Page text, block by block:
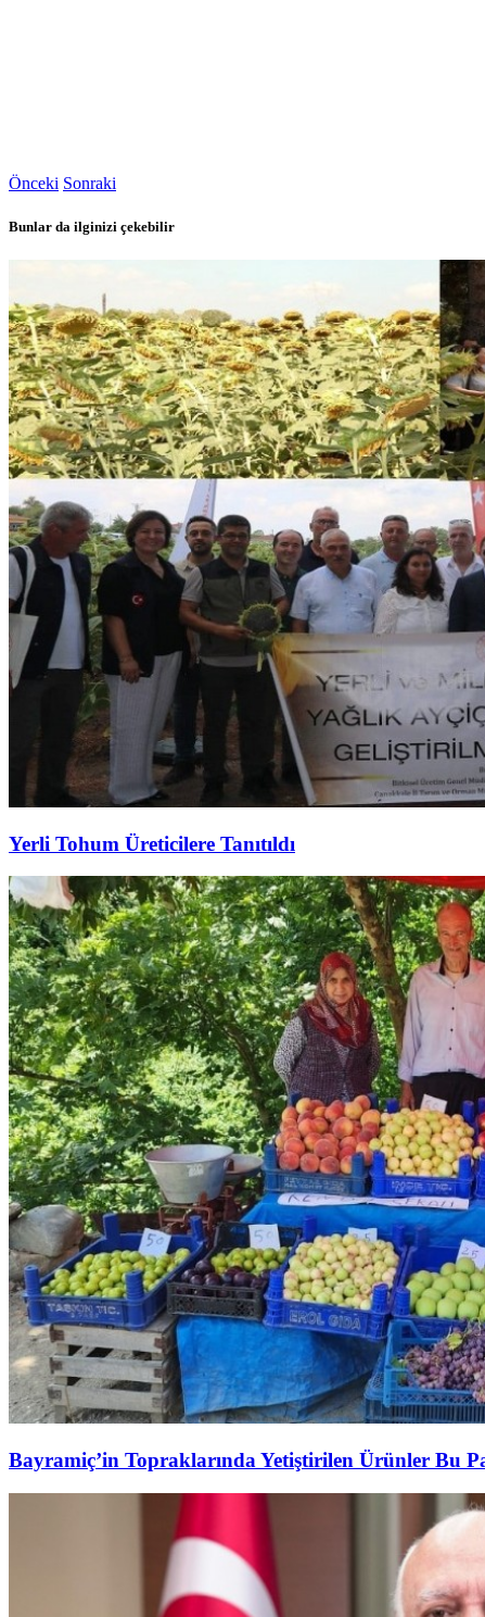
Önceki Sonraki
Bunlar da ilginizi çekebilir
Yerli Tohum Üreticilere Tanıtıldı
Bayramiç’in Topraklarında Yetiştirilen Ürünler Bu